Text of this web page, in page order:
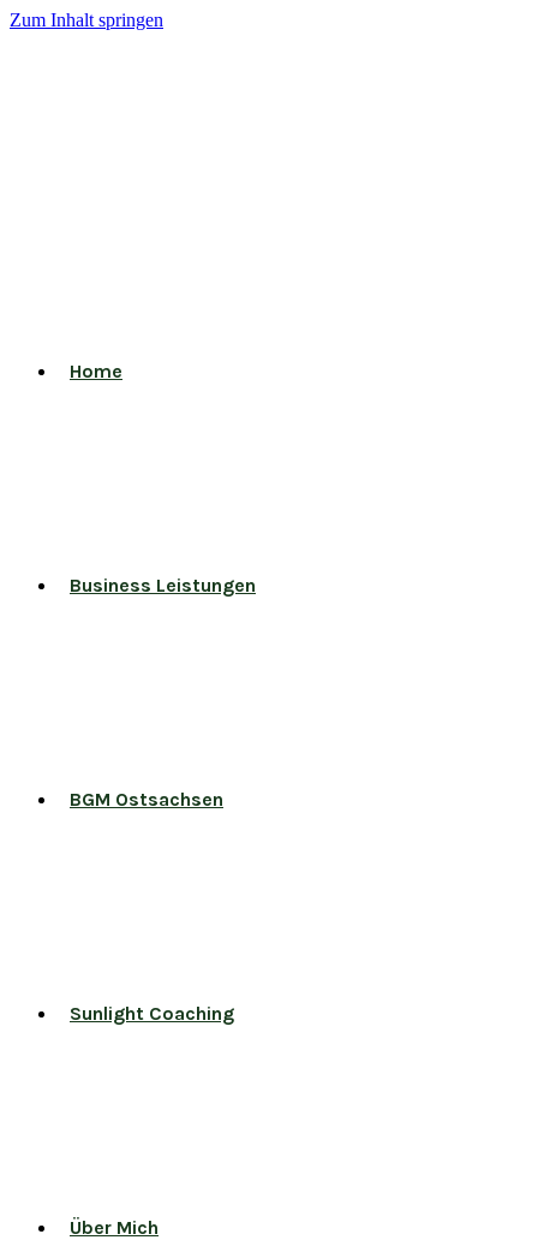
Zum Inhalt springen
Home
Business Leistungen
BGM Ostsachsen
Sunlight Coaching
Über Mich